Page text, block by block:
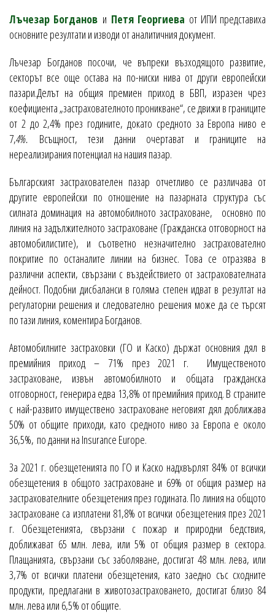
Лъчезар Богданов и Петя Георгиева от ИПИ представиха
основните резултати и изводи от аналитичния документ.
Лъчезар Богданов посочи, че въпреки възходящото развитие,
секторът все още остава на по-ниски нива от други европейски
пазари.Делът на общия премиен приход в БВП, изразен чрез
коефициента „застрахователното проникване“, се движи в границите
от 2 до 2,4% през годините, докато средното за Европа ниво е
7,4%. Всъщност, тези данни очертават и границите на
нереализирания потенциал на нашия пазар.
Българският застрахователен пазар отчетливо се различава от
другите европейски по отношение на пазарната структура със
силната доминация на автомобилното застраховане, основно по
линия на задължителното застраховане (Гражданска отговорност на
автомобилистите), и съответно незначително застрахователно
покритие по останалите линии на бизнес. Това се отразява в
различни аспекти, свързани с въздействието от застрахователната
дейност. Подобни дисбаланси в голяма степен идват в резултат на
регулаторни решения и следователно решения може да се търсят
по тази линия, коментира Богданов.
Автомобилните застраховки (ГО и Каско) държат основния дял в
премийния приход – 71% през 2021 г. Имущественото
застраховане, извън автомобилното и общата гражданска
отговорност, генерира едва 13,8% от премийния приход. В страните
с най-развито имуществено застраховане неговият дял доближава
50% от общите приходи, като средното ниво за Европа e около
36,5%, по данни на Insurance Europe.
За 2021 г. обезщетенията по ГО и Каско надхвърлят 84% от всички
обезщетения в общото застраховане и 69% от общия размер на
застрахователните обезщетения през годината. По линия на общото
застраховане са изплатени 81,8% от всички обезщетения през 2021
г. Обезщетенията, свързани с пожар и природни бедствия,
доближават 65 млн. лева, или 5% от общия размер в сектора.
Плащанията, свързани със заболяване, достигат 48 млн. лева, или
3,7% от всички платени обезщетения, като заедно със сходните
продукти, предлагани в животозастраховането, достигат близо 84
млн. лева или 6,5% от общите.